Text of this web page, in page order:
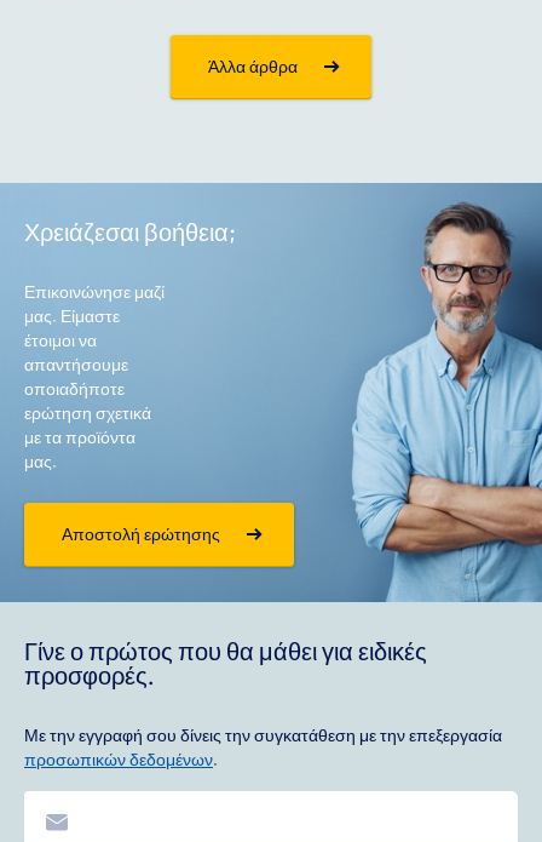
Άλλα άρθρα
Χρειάζεσαι βοήθεια;
Επικοινώνησε μαζί
μας. Είμαστε
έτοιμοι να
απαντήσουμε
οποιαδήποτε
ερώτηση σχετικά
με τα προϊόντα
μας.
Αποστολή ερώτησης
Γίνε ο πρώτος που θα μάθει για ειδικές
προσφορές.
Με την εγγραφή σου δίνεις την συγκατάθεση με την επεξεργασία
προσωπικών δεδομένων.